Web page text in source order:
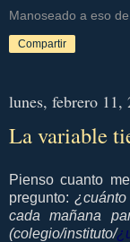
Manoseado a eso
Compartir
lunes, febrero 11,
La variable
Pienso cuanto
pregunto: ¿cuánto
cada mañana
(colegio/instituto/